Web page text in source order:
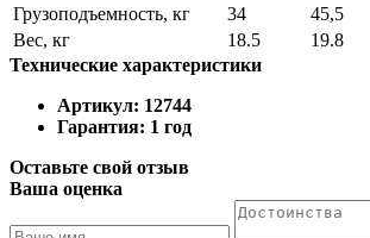
Грузоподъемность, кг
34 45,5
Вес, кг
18.5 19.8
Технические характеристики
Артикул: 12744
Гарантия: 1 год
Оставьте свой отзыв
Ваша оценка